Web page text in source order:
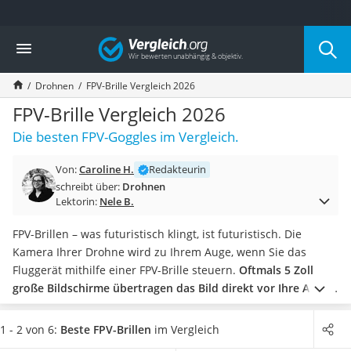
Die beliebtesten Vergleiche nach Kategorie
Elektronik
Powerstation
Monitor 32 Zoll 4K
Fernseher
Drucker
Desktop-PC
Diascanner
Laser-Multifunktionsdrucker
Powerstation mit Solarpanel
Gaming-PC
Soundbar
17-Zoll-Laptop
Satellitenschüssel
Gaming-Headset
Vergleich
Drohnen FPV-Brille Vergleich 2026
FPV-Brille Vergleich 2026
Die besten FPV-Goggles im Vergleich.
Von:Caroline H.
Redakteurin
schreibt über: Drohnen
Lektorin: Nele B.
FPV-Brillen – was futuristisch klingt, ist futuristisch. Die
Kamera Ihrer Drohne wird zu Ihrem Auge, wenn Sie das
Fluggerät mithilfe einer FPV-Brille steuern. Oftmals 5 Zoll
große Bildschirme übertragen das Bild direkt vor Ihre Augen
und lassen Sie quasi ins Cockpit der Drohne steigen.
Möchten Sie dabei so wenig Verluste in der Bildqualität wie
1 - 2 von 6: Beste FPV-Brillen im Vergleich